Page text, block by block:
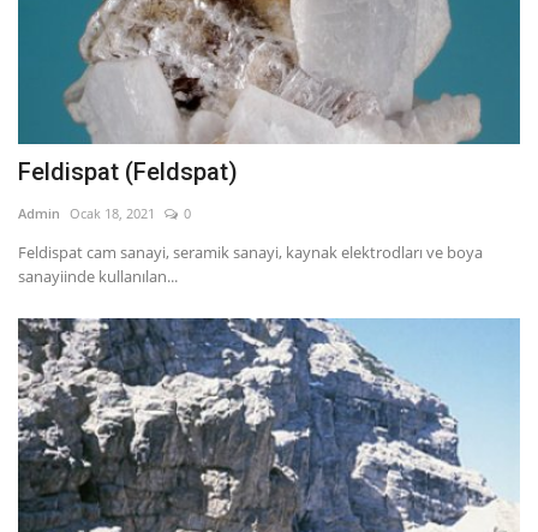
Feldispat (Feldspat)
Admin Ocak 18, 2021 0
Feldispat cam sanayi, seramik sanayi, kaynak elektrodları ve boya
sanayiinde kullanılan...